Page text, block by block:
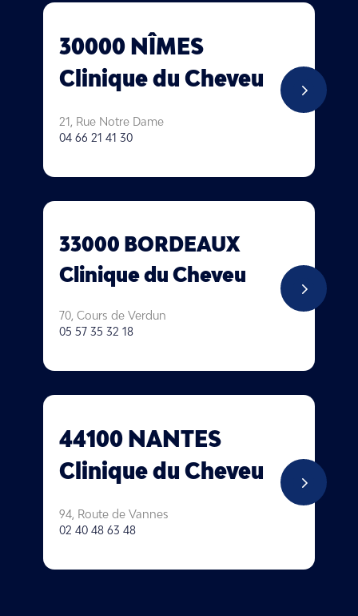
5
30000 NÎMES
Clinique du Cheveu
21, Rue Notre Dame
04 66 21 41 30
5
33000 BORDEAUX
Clinique du Cheveu
70, Cours de Verdun
05 57 35 32 18
5
44100 NANTES
Clinique du Cheveu
94, Route de Vannes
02 40 48 63 48